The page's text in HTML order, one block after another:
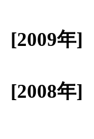
[2009年]
[2008年]